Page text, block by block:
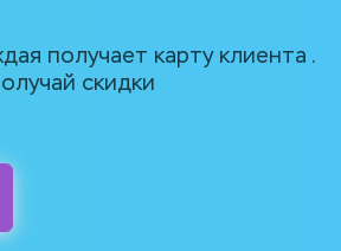
получает карту клиента .
скидки